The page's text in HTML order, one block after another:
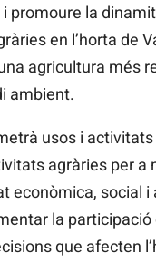
promoure la
en l’horta de
agricultura més
ambient.
usos i
agràries per a
econòmica, social i
la participació
que afecten